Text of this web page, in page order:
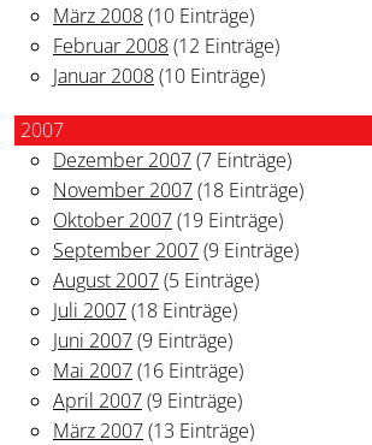
März 2008(10 Einträge)
Februar 2008(12 Einträge)
Januar 2008(10 Einträge)
2007
Dezember 2007(7 Einträge)
November 2007(18 Einträge)
Oktober 2007(19 Einträge)
September 2007(9 Einträge)
August 2007(5 Einträge)
Juli 2007(18 Einträge)
Juni 2007(9 Einträge)
Mai 2007(16 Einträge)
April 2007(9 Einträge)
März 2007(13 Einträge)